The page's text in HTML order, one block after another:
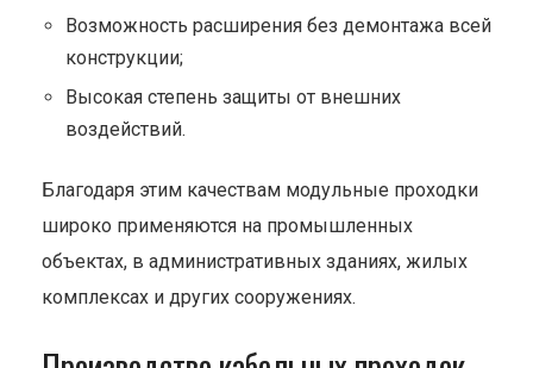
Возможность расширения без демонтажа всей
конструкции;
Высокая степень защиты от внешних
воздействий.
Благодаря этим качествам модульные проходки
широко применяются на промышленных
объектах, в административных зданиях, жилых
комплексах и других сооружениях.